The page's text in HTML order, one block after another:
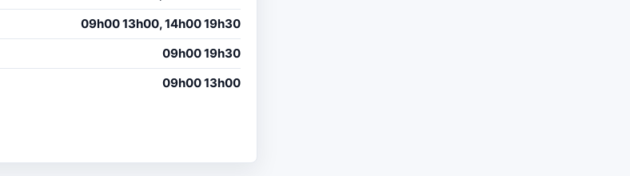
09h00 13h00, 14h00 19h30
09h00 19h30
09h00 13h00